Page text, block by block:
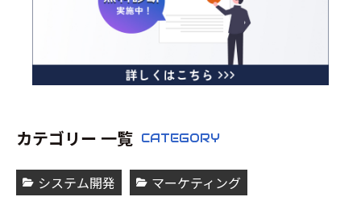
カテゴリー 一覧 CATEGORY
システム開発
マーケティング